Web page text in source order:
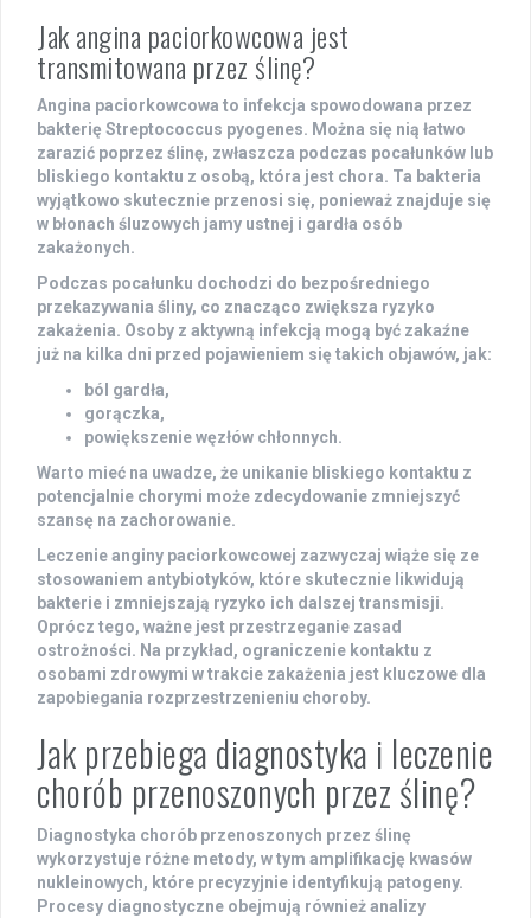
Jak angina paciorkowcowa jest
transmitowana przez ślinę?
Angina paciorkowcowa to infekcja spowodowana przez
bakterię Streptococcus pyogenes. Można się nią łatwo
zarazić poprzez ślinę, zwłaszcza podczas pocałunków lub
bliskiego kontaktu z osobą, która jest chora. Ta bakteria
wyjątkowo skutecznie przenosi się, ponieważ znajduje się
w błonach śluzowych jamy ustnej i gardła osób
zakażonych.
Podczas pocałunku dochodzi do bezpośredniego
przekazywania śliny, co znacząco zwiększa ryzyko
zakażenia. Osoby z aktywną infekcją mogą być zakaźne
już na kilka dni przed pojawieniem się takich objawów, jak:
ból gardła,
gorączka,
powiększenie węzłów chłonnych.
Warto mieć na uwadze, że unikanie bliskiego kontaktu z
potencjalnie chorymi może zdecydowanie zmniejszyć
szansę na zachorowanie.
Leczenie anginy paciorkowcowej zazwyczaj wiąże się ze
stosowaniem antybiotyków, które skutecznie likwidują
bakterie i zmniejszają ryzyko ich dalszej transmisji.
Oprócz tego, ważne jest przestrzeganie zasad
ostrożności. Na przykład, ograniczenie kontaktu z
osobami zdrowymi w trakcie zakażenia jest kluczowe dla
zapobiegania rozprzestrzenieniu choroby.
Jak przebiega diagnostyka i leczenie
chorób przenoszonych przez ślinę?
Diagnostyka chorób przenoszonych przez ślinę
wykorzystuje różne metody, w tym amplifikację kwasów
nukleinowych, które precyzyjnie identyfikują patogeny.
Procesy diagnostyczne obejmują również analizy